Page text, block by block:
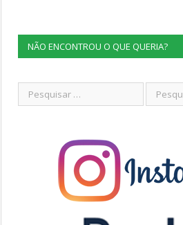
NÃO ENCONTROU O QUE QUERIA?